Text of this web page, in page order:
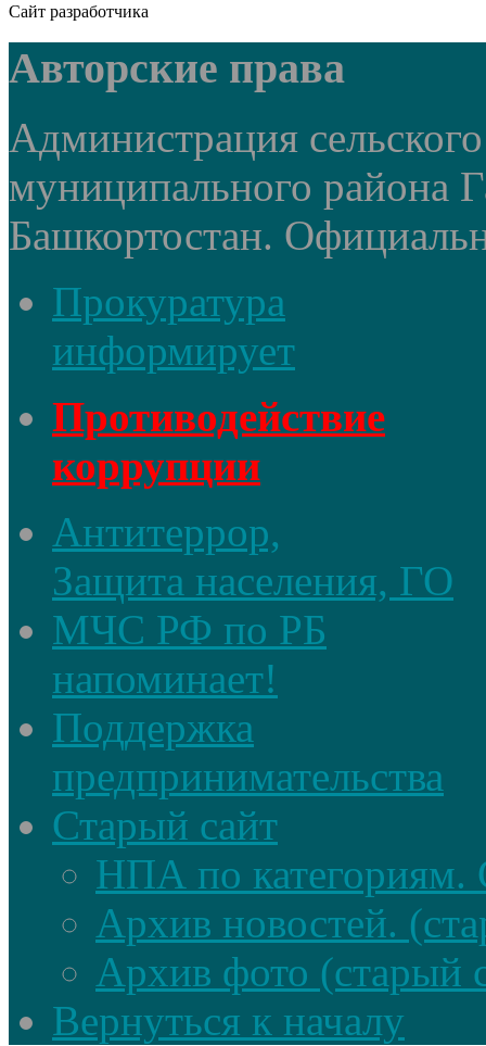
Сайт разработчика
Авторские права
Администрация
муниципального района
Башкортостан.
Прокуратура
информирует
Противодействие
коррупции
Антитеррор,
Защита населения, ГО
МЧС РФ по РБ
напоминает!
Поддержка
предпринимательства
Старый сайт
НПА по категориям.
Архив новостей.
Архив фото (старый
Вернуться к началу